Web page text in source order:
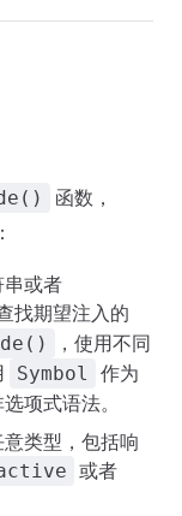
函数，
串或者
找期望注入的
，使用不同
Symbol
作为
项式语法。
意类型，包括响
或者